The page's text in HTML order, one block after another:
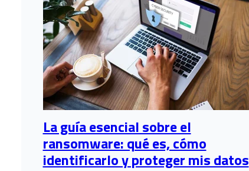
La guía esencial sobre el
ransomware: qué es, cómo
identificarlo y proteger mis datos